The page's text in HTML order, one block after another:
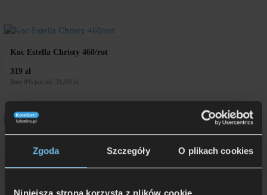
Zgoda Szczegóły O plikach cookies
Niniejsza strona korzysta z plików cookie
Koc Estella Christy 460/rot
319 zł
Rata 0% już od: 31,90 zł
Rata 0% już od: 35,90 zł